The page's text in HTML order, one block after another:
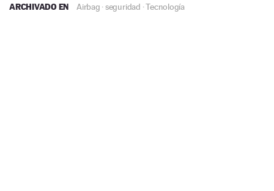
ARCHIVADO EN Airbag ·seguridad ·Tecnología